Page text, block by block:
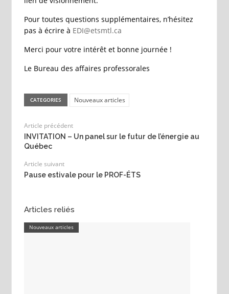
Pour toutes questions supplémentaires, n’hésitez
pas à écrire à EDI@etsmtl.ca
Merci pour votre intérêt et bonne journée !
Le Bureau des affaires professorales
CATEGORIES Nouveaux articles
Article précédent
INVITATION – Un panel sur le futur de l’énergie au
Québec
Article suivant
Pause estivale pour le PROF-ÉTS
Articles reliés
Nouveaux articles